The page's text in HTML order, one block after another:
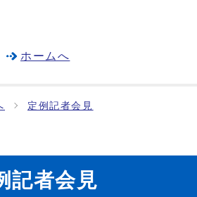
ホームへ
定例記者会見
記者会見